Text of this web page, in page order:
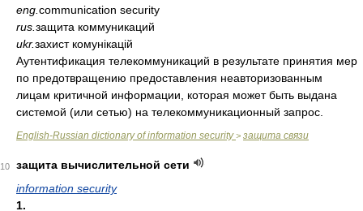
eng. communication security
rus. защита коммуникаций
ukr.захист комунікацій
Аутентификация телекоммуникаций в результате принятия мер
по предотвращению предоставления неавторизованным
лицам критичной информации, которая может быть выдана
системой (или сетью) на телекоммуникационный запрос.
English-Russian dictionary of information security> защита связи
10
защита вычислительной сети
information security
1.